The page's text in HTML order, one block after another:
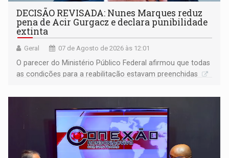
DECISÃO REVISADA: Nunes Marques reduz
pena de Acir Gurgacz e declara punibilidade
extinta
Geral 07 de Agosto de 2026 às 12:01
O parecer do Ministério Público Federal afirmou que todas
as condições para a reabilitação estavam preenchidas